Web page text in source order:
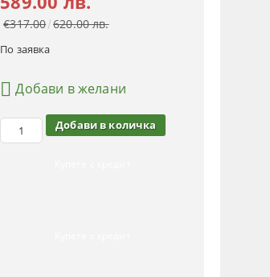
€317.00 620.00 лв.
По заявка
Добави в желани